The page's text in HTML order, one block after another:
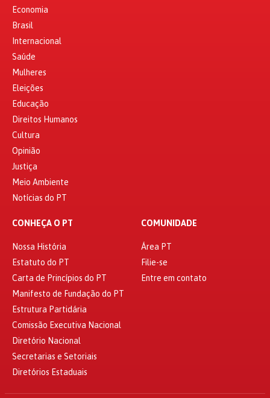
Economia
Brasil
Internacional
Saúde
Mulheres
Eleições
Educação
Direitos Humanos
Cultura
Opinião
Justiça
Meio Ambiente
Notícias do PT
CONHEÇA O PT
Nossa História
Estatuto do PT
Carta de Princípios do PT
Manifesto de Fundação do PT
Estrutura Partidária
Comissão Executiva Nacional
Diretório Nacional
Secretarias e Setoriais
Diretórios Estaduais
COMUNIDADE
Área PT
Filie-se
Entre em contato